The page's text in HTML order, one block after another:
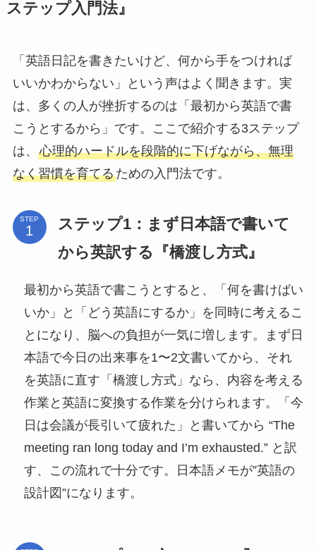
ステップ入門法』
「英語日記を書きたいけど、何から手をつければ
いいかわからない」という声はよく聞きます。実
は、多くの人が挫折するのは「最初から英語で書
こうとするから」です。ここで紹介する3ステップ
は、 心理的ハードルを段階的に下げながら、無理
なく習慣を育てるための入門法です。
STEP
ステップ1：まず日本語で書いて
から英訳する『橋渡し方式』
最初から英語で書こうとすると、「何を書けばい
いか」と「どう英語にするか」を同時に考えるこ
とになり、脳への負担が一気に増します。まず日
本語で今日の出来事を1〜2文書いてから、それ
を英語に直す「橋渡し方式」なら、内容を考える
作業と英語に変換する作業を分けられます。「今
日は会議が長引いて疲れた」と書いてから “The
meeting ran long today and I’m exhausted.” と訳
す、この流れで十分です。日本語メモが”英語の
設計図”になります。